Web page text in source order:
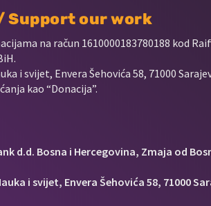
Support our work
na račun 1610000183780188 kod
i svijet, Envera Šehovića 58, 71000
kao “Donacija”.
d.d. Bosna i Hercegovina, Zmaja od
i svijet, Envera Šehovića 58, 71000